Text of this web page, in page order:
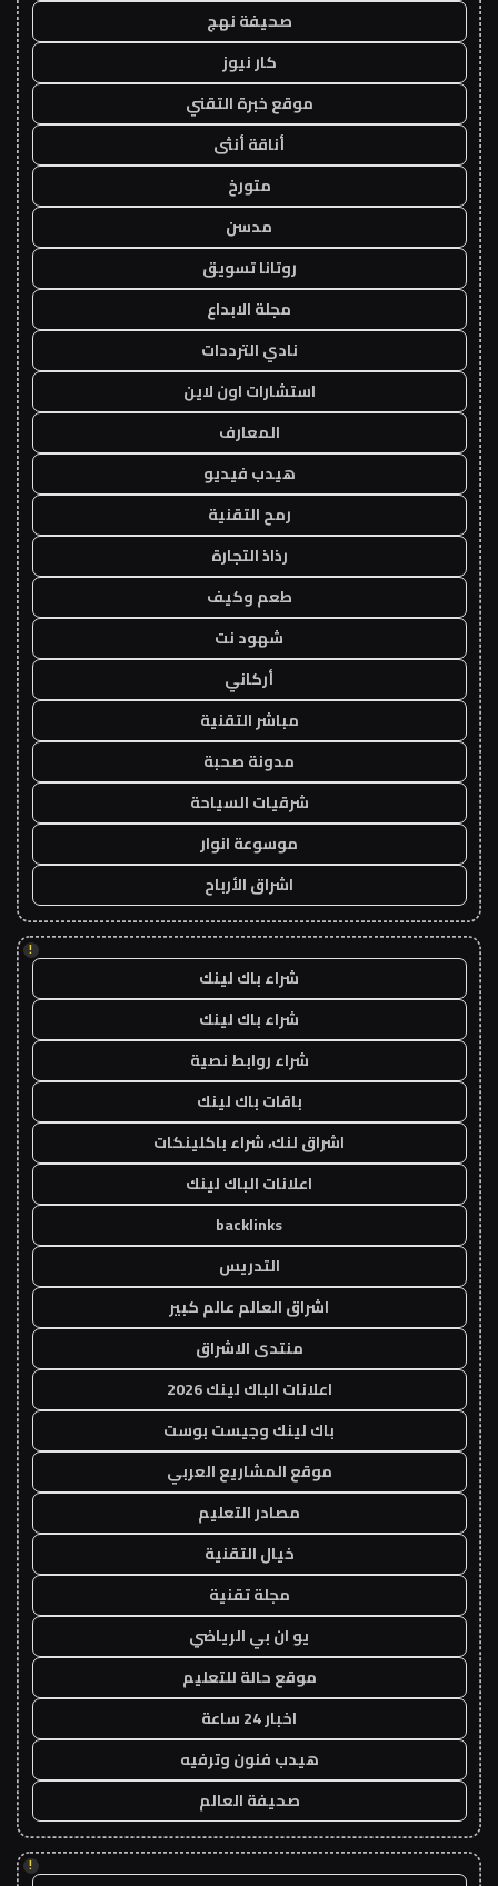
صحيفة نهج
كار نيوز
موقع خبرة التقني
أناقة أنثى
متورخ
مدسن
روتانا تسويق
مجلة الابداع
نادي الترددات
استشارات اون لاين
المعارف
هيدب فيديو
رمح التقنية
رذاذ التجارة
طعم وكيف
شهود نت
أركاني
مباشر التقنية
مدونة صحبة
شرقيات السياحة
موسوعة انوار
اشراق الأرباح
!
شراء باك لينك
شراء باك لينك
شراء روابط نصية
باقات باك لينك
اشراق لنك، شراء باكلينكات
اعلانات الباك لينك
backlinks
التدريس
اشراق العالم عالم كبير
منتدى الاشراق
اعلانات الباك لينك 2026
باك لينك وجيست بوست
موقع المشاريع العربي
مصادر التعليم
خيال التقنية
مجلة تقنية
يو ان بي الرياضي
موقع حالة للتعليم
اخبار 24 ساعة
هيدب فنون وترفيه
صحيفة العالم
!